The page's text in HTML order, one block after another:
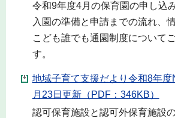
令和9年度4月の保育園の申し込
入園の準備と申請までの流れ、
こども誰でも通園制度について
す。
地域子育て支援だより令和8年
月23日更新（PDF：346KB）
認可保育施設と認可外保育施設